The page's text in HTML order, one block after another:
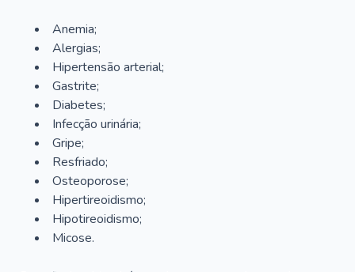
Anemia;
Alergias;
Hipertensão arterial;
Gastrite;
Diabetes;
Infecção urinária;
Gripe;
Resfriado;
Osteoporose;
Hipertireoidismo;
Hipotireoidismo;
Micose.